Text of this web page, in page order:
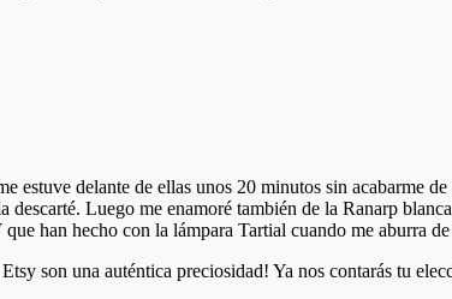
estuve delante de ellas unos 20 minutos sin acabarme
Luego me enamoré también de la Ranarp
han hecho con la lámpara Tartial cuando me aburra
son una auténtica preciosidad! Ya nos contarás tu